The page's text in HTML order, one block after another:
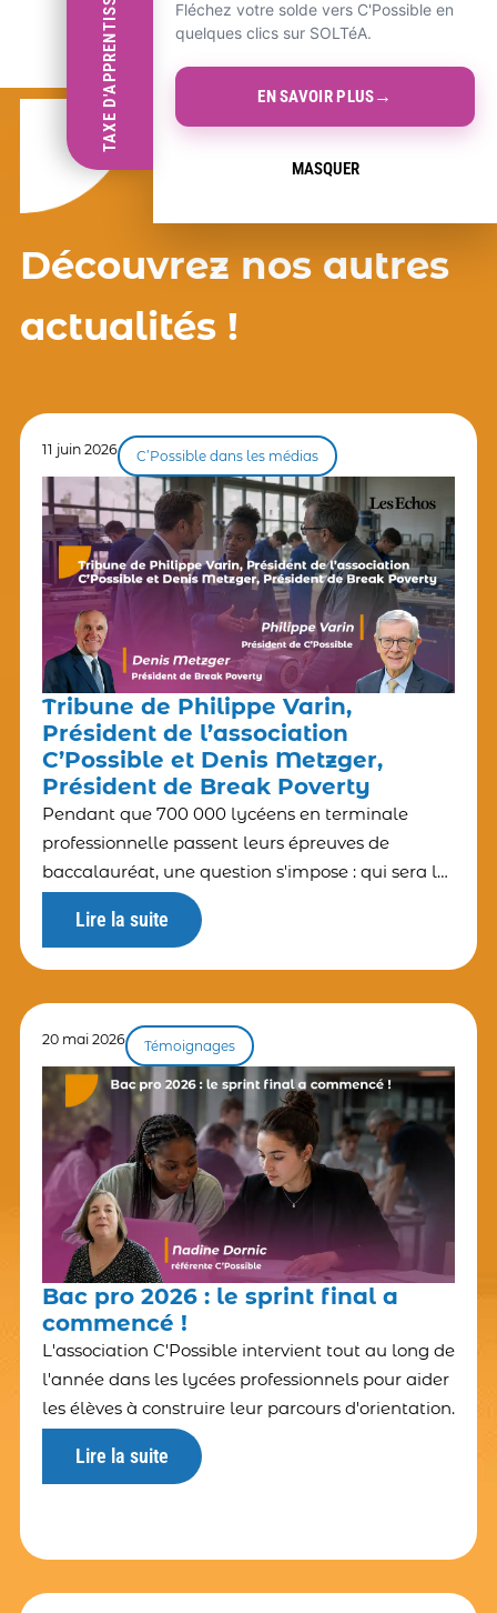
Découvrez nos autres
actualités !
11 juin 2026 C’Possible dans les médias
Tribune de Philippe Varin,
Président de l’association
C’Possible et Denis Metzger,
Président de Break Poverty
Pendant que 700 000 lycéens en terminale
professionnelle passent leurs épreuves de
baccalauréat, une question s'impose : qui sera là
pour eux à la sortie ? Et cette question pose celle
de la responsabilité éducative
Lire la suite
20 mai 2026 Témoignages
Bac pro 2026 : le sprint final a
commencé !
L'association C'Possible intervient tout au long de
l'année dans les lycées professionnels pour aider
les élèves à construire leur parcours d'orientation.
Lire la suite
TAXE D'APPRENTISSAGE
Fléchez votre solde vers C'Possible en
quelques clics sur SOLTéA.
EN SAVOIR PLUS→
MASQUER